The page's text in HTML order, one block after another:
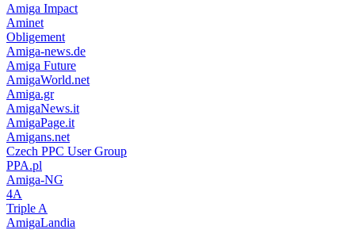
Amiga Impact
Aminet
Obligement
Amiga-news.de
Amiga Future
AmigaWorld.net
Amiga.gr
AmigaNews.it
AmigaPage.it
Amigans.net
Czech PPC User Group
PPA.pl
Amiga-NG
4A
Triple A
AmigaLandia